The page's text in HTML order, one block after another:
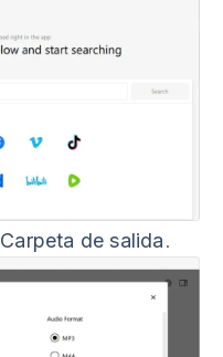
Carpeta de salida.